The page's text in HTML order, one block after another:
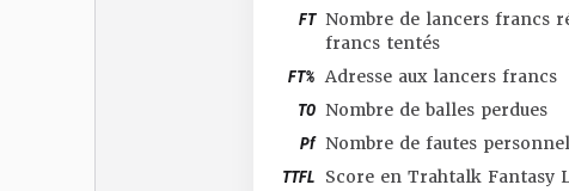
FT Nombre de lancers francs
francs tentés
FT% Adresse aux lancers francs
TO Nombre de balles perdues
Pf Nombre de fautes
TTFL Score en Trahtalk Fantasy